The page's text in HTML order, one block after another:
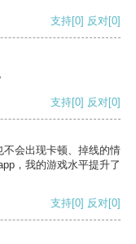
支持[0] 反对[0]
支持[0] 反对[0]
会出现卡顿、掉线的情
，我的游戏水平提升了
支持[0] 反对[0]